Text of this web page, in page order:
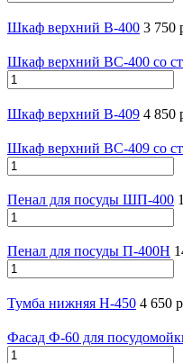
Шкаф верхний В-400 3 750
Шкаф верхний ВС-400 со
Шкаф верхний В-409 4 850
Шкаф верхний ВС-409 со
Пенал для посуды ШП-400
Пенал для посуды П-400Н
Тумба нижняя Н-450 4 650
Фасад Ф-60 для